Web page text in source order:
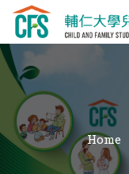
Home